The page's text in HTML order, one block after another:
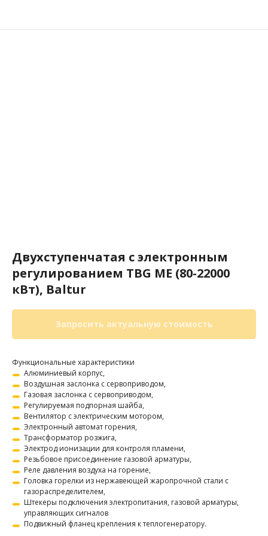
Двухступенчатая с электронным
регулированием TBG ME (80-22000
кВт), Baltur
Запросить актуальную стоимость
Функциональные характеристики
Алюминиевый корпус,
Воздушная заслонка с сервоприводом,
Газовая заслонка с сервоприводом,
Регулируемая подпорная шайба,
Вентилятор с электрическим мотором,
Электронный автомат горения,
Трансформатор розжига,
Электрод ионизации для контроля пламени,
Резьбовое присоединение газовой арматуры,
Реле давления воздуха на горение,
Головка горелки из нержавеющей жаропрочной стали с
газораспределителем,
Штекеры подключения электропитания, газовой арматуры,
управляющих сигналов
Подвижный фланец крепления к теплогенератору.